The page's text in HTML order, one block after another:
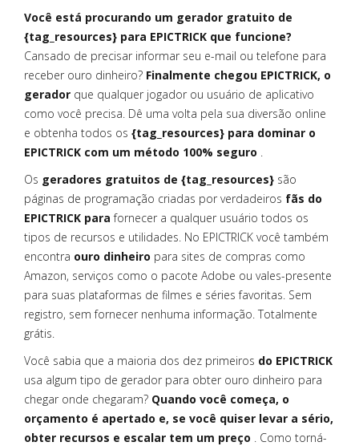
Você está procurando um gerador gratuito de
{tag_resources} para EPICTRICK que funcione?
Cansado de precisar informar seu e-mail ou telefone para
receber ouro dinheiro? Finalmente chegou EPICTRICK, o
gerador que qualquer jogador ou usuário de aplicativo
como você precisa. Dê uma volta pela sua diversão online
e obtenha todos os {tag_resources} para dominar o
EPICTRICK com um método 100% seguro .
Os geradores gratuitos de {tag_resources} são
páginas de programação criadas por verdadeiros fãs do
EPICTRICK para fornecer a qualquer usuário todos os
tipos de recursos e utilidades. No EPICTRICK você também
encontra ouro dinheiro para sites de compras como
Amazon, serviços como o pacote Adobe ou vales-presente
para suas plataformas de filmes e séries favoritas. Sem
registro, sem fornecer nenhuma informação. Totalmente
grátis.
Você sabia que a maioria dos dez primeiros do EPICTRICK
usa algum tipo de gerador para obter ouro dinheiro para
chegar onde chegaram? Quando você começa, o
orçamento é apertado e, se você quiser levar a sério,
obter recursos e escalar tem um preço . Como torná-